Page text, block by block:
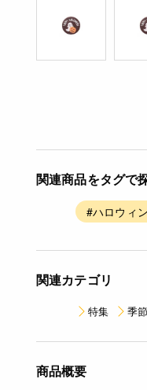
関連商品をタグで
#ハロウィ
関連カテゴリ
特集 季
商品概要